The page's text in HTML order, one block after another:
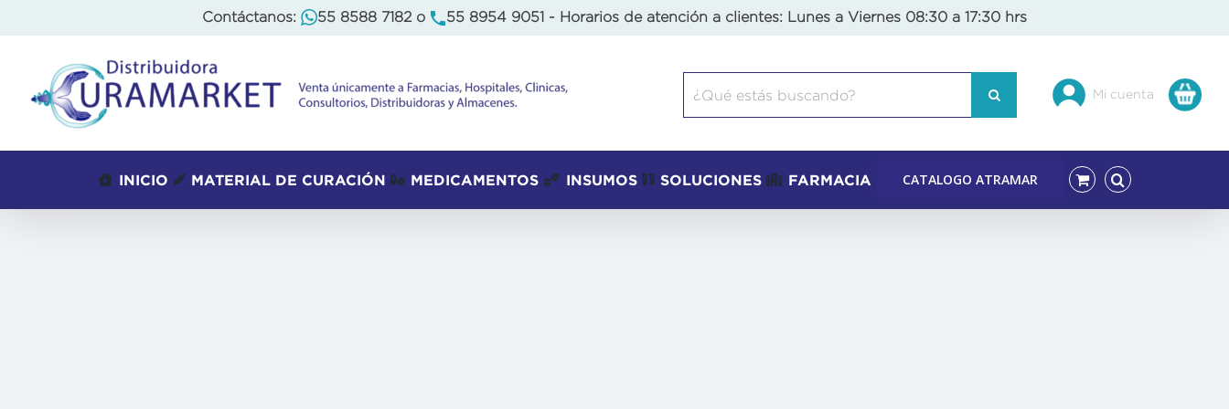
Contáctanos: 55 8588 7182 o 55 8954 9051 - Horarios de atención a clientes: Lunes a Viernes 08:30 a 17:30 hrs
Mi cuenta
INICIO MATERIAL DE CURACIÓN MEDICAMENTOS INSUMOS SOLUCIONES FARMACIA CATALOGO ATRAMAR